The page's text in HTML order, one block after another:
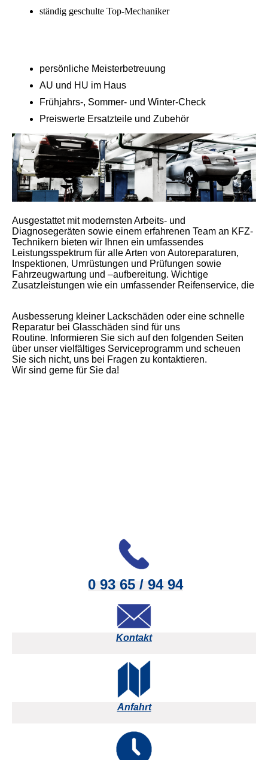
ständig geschulte Top-Mechaniker
persönliche Meisterbetreuung
AU und HU im Haus
Frühjahrs-, Sommer- und Winter-Check
Preiswerte Ersatzteile und Zubehör
Ausgestattet mit modernsten Arbeits- und
Diagnosegeräten sowie einem erfahrenen Team an KFZ-
Technikern bieten wir Ihnen ein umfassendes
Leistungsspektrum für alle Arten von Autoreparaturen,
Inspektionen, Umrüstungen und Prüfungen sowie
Fahrzeugwartung und –aufbereitung. Wichtige
Zusatzleistungen wie ein umfassender Reifenservice, die
Ausbesserung kleiner Lackschäden oder eine schnelle
Reparatur bei Glasschäden sind für uns
Routine. Informieren Sie sich auf den folgenden Seiten
über unser vielfältiges Serviceprogramm und scheuen
Sie sich nicht, uns bei Fragen zu kontaktieren.
Wir sind gerne für Sie da!
0 93 65 / 94 94
Kontakt
Anfahrt